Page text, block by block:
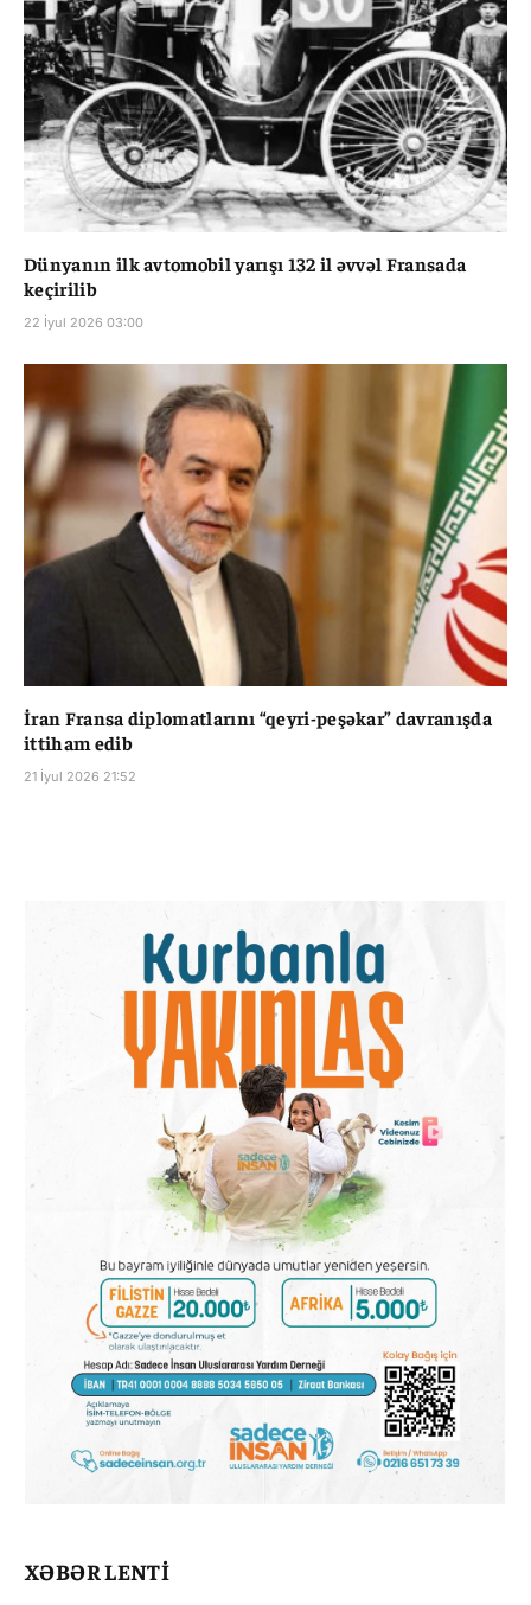
Dünyanın ilk avtomobil yarışı 132 il əvvəl Fransada
keçirilib
22 İyul 2026 03:00
İran Fransa diplomatlarını “qeyri-peşəkar” davranışda
ittiham edib
21 İyul 2026 21:52
XƏBƏR LENTİ